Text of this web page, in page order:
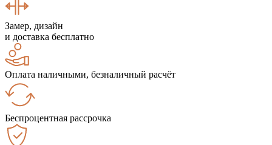
Замер, дизайн
и доставка бесплатно
Оплата наличными, безналичный расчёт
Беспроцентная рассрочка